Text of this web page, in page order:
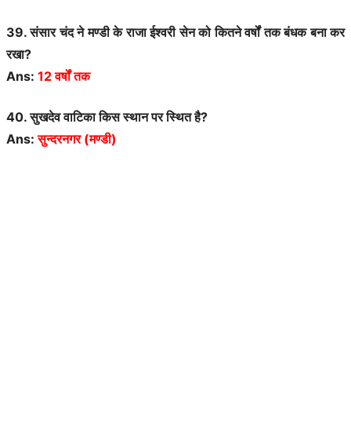
39. संसार चंद ने मण्डी के राजा ईश्वरी सेन को कितने वर्षों तक बंधक बना कर
रखा?
Ans: 12 वर्षों तक
40. सुखदेव वाटिका किस स्थान पर स्थित है?
Ans:सुन्दरनगर (मण्डी)